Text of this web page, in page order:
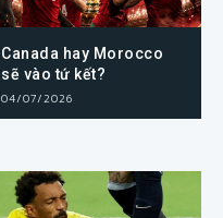
Canada hay Morocco
sẽ vào tứ kết?
04/07/2026